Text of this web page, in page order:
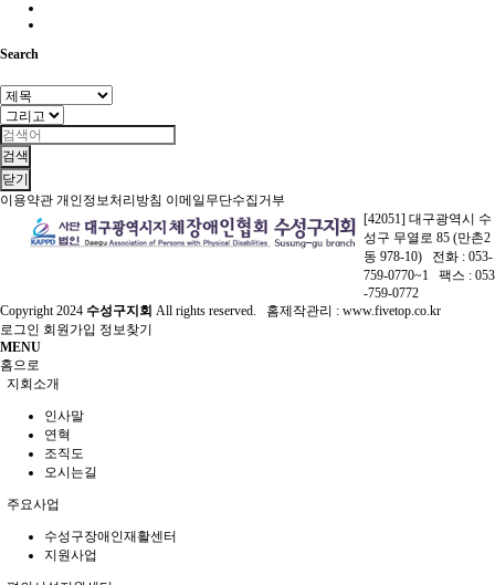
Search
검색
닫기
이용약관 개인정보처리방침 이메일무단수집거부
[42051] 대구광역시 수
성구 무열로 85 (만촌2
동 978-10) 전화 : 053-
759-0770~1 팩스 : 053
-759-0772
Copyright 2024 수성구지회 All rights reserved. 홈제작관리 : www.fivetop.co.kr
로그인 회원가입 정보찾기
MENU
홈으로
지회소개
인사말
연혁
조직도
오시는길
주요사업
수성구장애인재활센터
지원사업